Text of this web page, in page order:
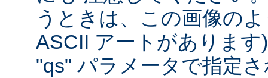
うときは、この画像の
ASCII アートがありま
"qs" パラメータで指定